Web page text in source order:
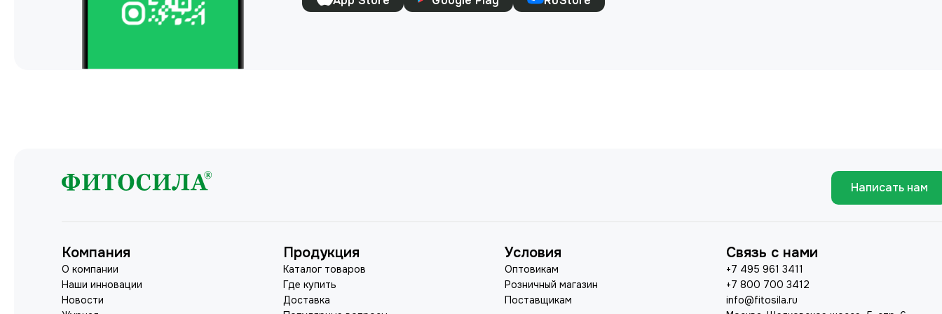
Написать нам
Компания
О компании
Наши инновации
Новости
Продукция
Каталог товаров
Где купить
Доставка
Условия
Оптовикам
Розничный магазин
Поставщикам
Связь с нами
+7 495 961 3411
+7 800 700 3412
info@fitosila.ru